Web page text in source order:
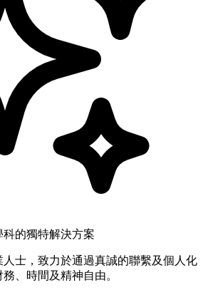
的獨特解決方案
士，致力於通過真誠的聯繫及個人化
、時間及精神自由。